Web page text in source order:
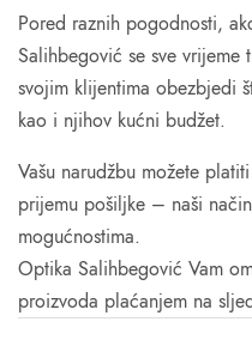
Pored raznih pogodnosti,
Salihbegović se sve
svojim klijentima obezbjedi
kao i njihov kućni budžet.
Vašu narudžbu možete
prijemu pošiljke – naši
mogućnostima.
Optika Salihbegović Vam
proizvoda plaćanjem na